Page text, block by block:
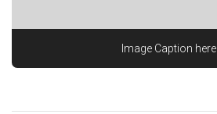
Image Caption here